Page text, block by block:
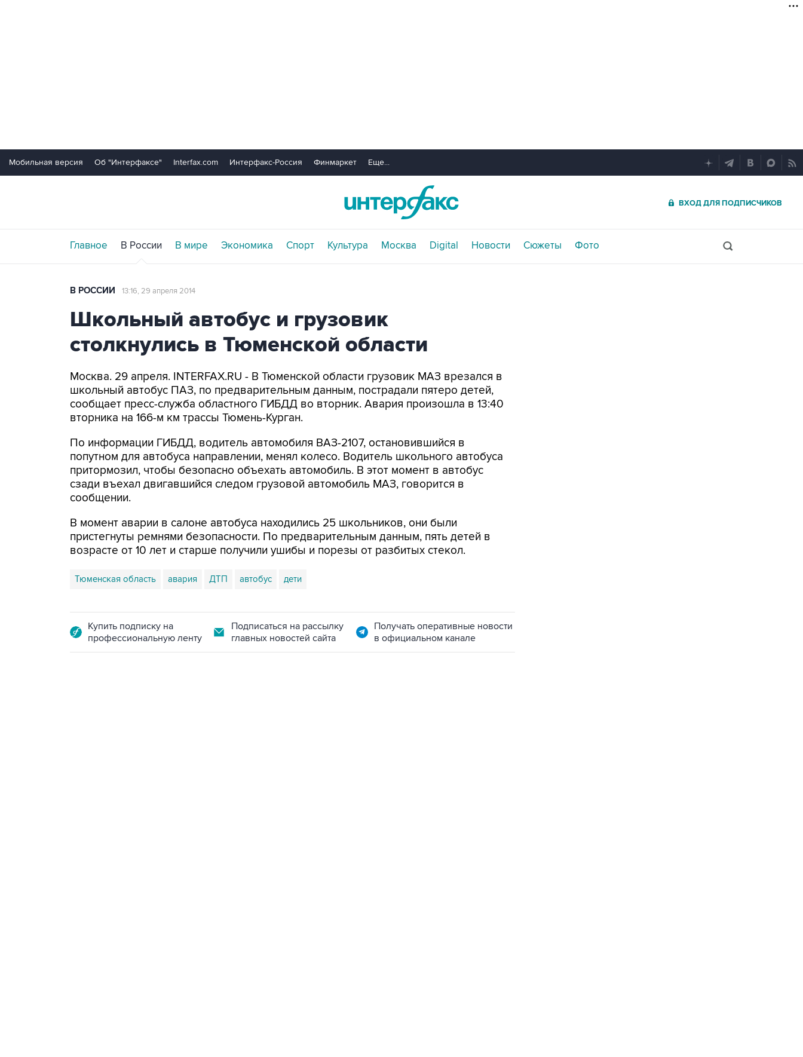
Мобильная версия Об "Интерфаксе" Interfax.com Интерфакс-Россия Финмаркет Еще...
ВХОД ДЛЯ ПОДПИСЧИКОВ
Главное В России В мире Экономика Спорт Культура Москва Digital Новости Сюжеты Фото
В РОССИИ 13:16, 29 апреля 2014
Школьный автобус и грузовик
столкнулись в Тюменской области
Москва. 29 апреля. INTERFAX.RU - В Тюменской области грузовик МАЗ врезался в
школьный автобус ПАЗ, по предварительным данным, пострадали пятеро детей,
сообщает пресс-служба областного ГИБДД во вторник. Авария произошла в 13:40
вторника на 166-м км трассы Тюмень-Курган.
По информации ГИБДД, водитель автомобиля ВАЗ-2107, остановившийся в
попутном для автобуса направлении, менял колесо. Водитель школьного автобуса
притормозил, чтобы безопасно объехать автомобиль. В этот момент в автобус
сзади въехал двигавшийся следом грузовой автомобиль МАЗ, говорится в
сообщении.
В момент аварии в салоне автобуса находились 25 школьников, они были
пристегнуты ремнями безопасности. По предварительным данным, пять детей в
возрасте от 10 лет и старше получили ушибы и порезы от разбитых стекол.
Тюменская область авария ДТП автобус дети
Купить подписку на
профессиональную ленту
Подписаться на рассылку
главных новостей сайта
Получать оперативные новости
в официальном канале